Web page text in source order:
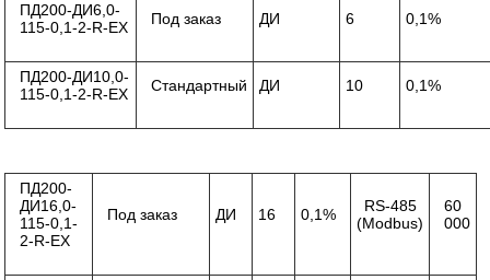
ПД200-ДИ6,0-
115-0,1-2-R-ЕХ
Под заказ ДИ 6 0,1%
ПД200-ДИ10,0-
115-0,1-2-R-ЕХ
Стандартный ДИ 10 0,1%
ПД200-
ДИ16,0-
115-0,1-
2-R-ЕХ
Под заказ ДИ 16 0,1%
RS-485
(Modbus)
60
000